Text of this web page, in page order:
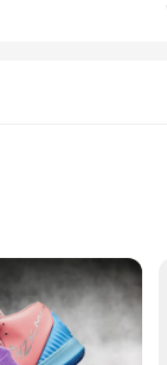
natural contours.